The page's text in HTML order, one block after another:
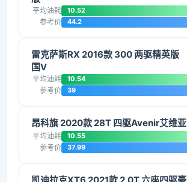
平均油耗 10.52
参考价 44.2
雷克萨斯RX 2016款 300 两驱精英版
国V
平均油耗 10.54
参考价 39
昂科旗 2020款 28T 四驱Avenir艾维亚
平均油耗 10.55
参考价 37.99